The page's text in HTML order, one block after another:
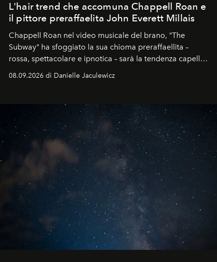
L'hair trend che accomuna Chappell Roan e
il pittore preraffaelita John Everett Millais
Chappell Roan nel video musicale del brano, "The
Subway" ha sfoggiato la sua chioma preraffaellita –
rossa, spettacolare e ipnotica – sarà la tendenza capelli
dell'autunno?
08.09.2026 di Danielle Jaculewicz